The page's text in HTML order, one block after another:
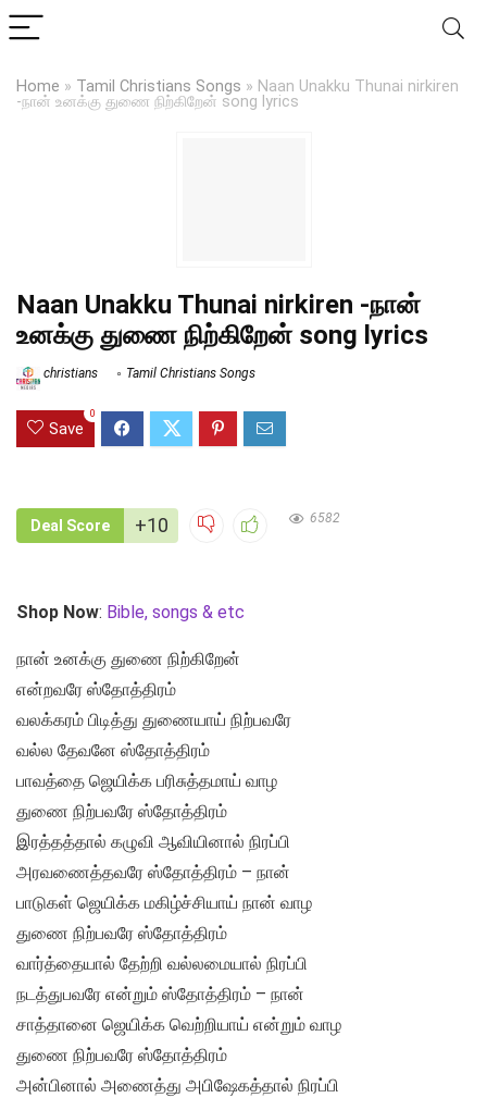
Home » Tamil Christians Songs » Naan Unakku Thunai nirkiren
-நான் உனக்கு துணை நிற்கிறேன் song lyrics
Naan Unakku Thunai nirkiren -நான்
உனக்கு துணை நிற்கிறேன் song lyrics
christians Tamil Christians Songs
Save
0
Deal Score +10 6582
Shop Now: Bible, songs & etc
நான் உனக்கு துணை நிற்கிறேன்
என்றவரே ஸ்தோத்திரம்
வலக்கரம் பிடித்து துணையாய் நிற்பவரே
வல்ல தேவனே ஸ்தோத்திரம்
பாவத்தை ஜெயிக்க பரிசுத்தமாய் வாழ
துணை நிற்பவரே ஸ்தோத்திரம்
இரத்தத்தால் கழுவி ஆவியினால் நிரப்பி
அரவணைத்தவரே ஸ்தோத்திரம் – நான்
பாடுகள் ஜெயிக்க மகிழ்ச்சியாய் நான் வாழ
துணை நிற்பவரே ஸ்தோத்திரம்
வார்த்தையால் தேற்றி வல்லமையால் நிரப்பி
நடத்துபவரே என்றும் ஸ்தோத்திரம் – நான்
சாத்தானை ஜெயிக்க வெற்றியாய் என்றும் வாழ
துணை நிற்பவரே ஸ்தோத்திரம்
அன்பினால் அணைத்து அபிஷேகத்தால் நிரப்பி